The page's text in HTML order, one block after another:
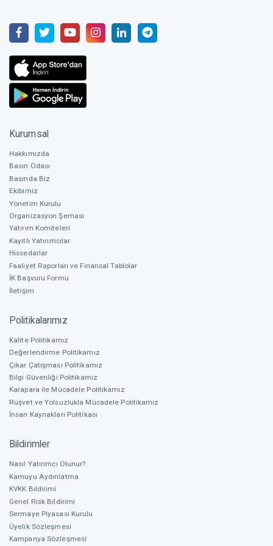
Deniz Can Erdem Yılmaz
Grafik Tasarımı/ UI/UX Tasarımı
306
Alınan Toplam Yatırım
₺ 1.712.300
Pay Arz Oranı
Ortalama Yatırım
₺ 5.595
En Yüksek Yatırım
₺ 120.000
Nitelikli Yatırımcı
131
% 45,32
19.08.2025
26.08.2025
Fonlama Süresi sona ermiştir. Fonlama başarısız olarak
Kurumsal
Hakkımızda
Basın Odası
Basında Biz
Ekibimiz
Yönetim Kurulu
Organizasyon Şeması
Yatırım Komiteleri
Kayıtlı Yatırımcılar
Hissedarlar
Faaliyet Raporları ve Finansal Tablolar
İK Başvuru Formu
İletişim
Politikalarımız
Kalite Politikamız
Değerlendirme Politikamız
Çıkar Çatışması Politikamız
Bilgi Güvenliği Politikamız
Karapara ile Mücadele Politikamız
Rüşvet ve Yolsuzlukla Mücadele Politikamız
İnsan Kaynakları Politikası
Bildirimler
Nasıl Yatırımcı Olunur?
Kamuyu Aydınlatma
KVKK Bildirimi
Genel Risk Bildirimi
Sermaye Piyasası Kurulu
Üyelik Sözleşmesi
Kampanya Sözleşmesi